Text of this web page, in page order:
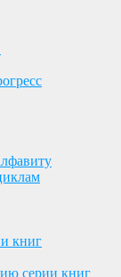
книг
серии книг